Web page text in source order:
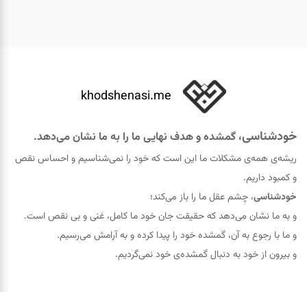
khodshenasi.me
خودشناسی، گمشده و هدف نهایی ما را به ما نشان می‌دهد.
ریشه‌ی همه‌ی مشکلات ما این است که خود را نمی‌شناسیم و احساس نقص
و کمبود داریم.
خودشناسی، چشم عقل ما را باز می‌کند؛
و به ما نشان می‌دهد که حقيقت جان خود ما کامل، غنی و بی نقص است.
و ما با رجوع به آن، گمشده خود را پيدا کرده و به آرامش می‌رسیم.
و بیرون از خود به دنبال گمشده‌ی خود نمی‌گردیم.